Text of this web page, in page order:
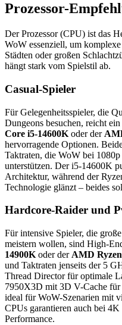
Prozessor-
Der Prozessor (CPU) ist das
WoW essenziell, um
Städten oder großen
hängt stark vom Spielstil ab.
Casual-Spieler
Für Gelegenheitsspieler, die
Dungeons besuchen, reicht
Core i5-14600K oder der
hervorragende Optionen.
Taktraten, die WoW bei
unterstützen. Der i5-14600K
Architektur, während der
Technologie glänzt – beides
Hardcore-Raider und
Für intensive Spieler, die
meistern wollen, sind High-
14900K oder der AMD
und Taktraten jenseits der 5
Thread Director für optimale
7950X3D mit 3D V-Cache für
ideal für WoW-Szenarien mit
CPUs garantieren auch bei
Performance.